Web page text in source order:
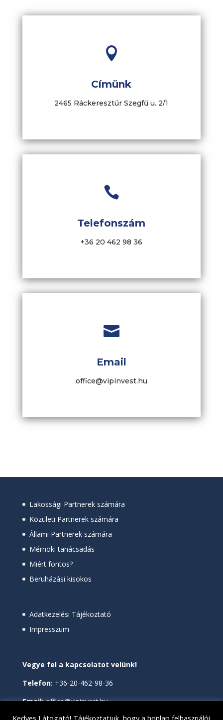

Címünk
2465 Ráckeresztúr Szegfű u. 2/1

Telefonszám
+36 20 462 98 36

Email
office@vipinvest.hu
Lakossági Partnerek számára
Közületi Partnerek számára
Állami Partnerek számára
Mérnöki tanácsadás
Miért fontos?
Beruházási kisokos
Adatkezelési Tájékoztató
Impresszum
Vegye fel a kapcsolatot velünk!
Telefon: +36-20-462-98-36
Email:office@vipinvest.hu
Kedves Látogató! Tájékoztatjuk, hogy a honlap felhasználói